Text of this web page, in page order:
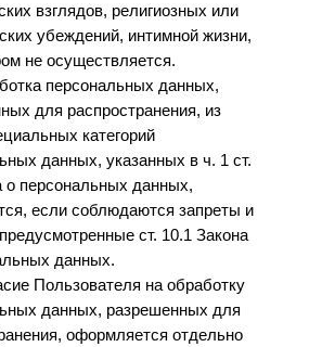
взглядов, религиозных или
убеждений, интимной жизни,
не осуществляется.
персональных данных,
для распространения, из
категорий
данных, указанных в ч. 1 ст.
о персональных данных,
если соблюдаются запреты и
ст. 10.1 Закона
данных.
Пользователя на обработку
данных, разрешенных для
оформляется отдельно